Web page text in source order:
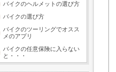
バイクのヘルメットの選び方
バイクの選び方
バイクのツーリングでオスス
メのアプリ
バイクの任意保険に入らない
と・・・